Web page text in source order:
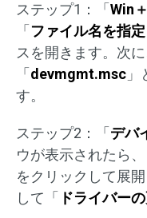
ステップ1：「 Win
「 ファイル名を指
スを開きます。次
「 devmgmt.msc 」
す。
ステップ2：「 デバ
ウが表示されたら、
をクリックして展
して「 ドライバー